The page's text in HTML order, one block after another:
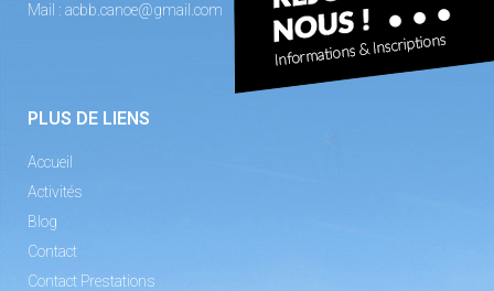
Mail : acbb.canoe@gmail.com
PLUS DE LIENS
Accueil
Activités
Blog
Contact
Contact Prestations